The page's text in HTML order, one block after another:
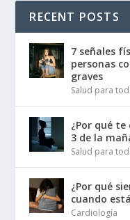
RECENT POSTS
7 señales
personas
graves
Salud para
¿Por qué
3 de la
Salud para
¿Por qué
cuando
Cardiología